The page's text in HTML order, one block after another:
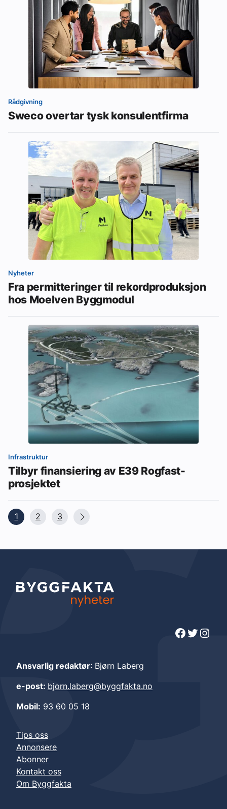
Rådgivning
Sweco overtar tysk konsulentfirma
Nyheter
Fra permitteringer til rekordproduksjon
hos Moelven Byggmodul
Infrastruktur
Tilbyr finansiering av E39 Rogfast-
prosjektet
1 2 3
Facebook Twitter Instagram
Ansvarlig redaktør: Bjørn Laberg
e-post: bjorn.laberg@byggfakta.no
Mobil: 93 60 05 18
Tips oss
Annonsere
Abonner
Kontakt oss
Om Byggfakta